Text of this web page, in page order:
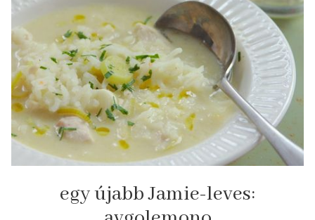
egy újabb Jamie-leves: